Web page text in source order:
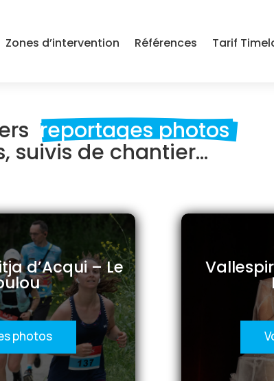
Zones d’intervention Références Tarif
reportages photos
suivis de chantier...
d’Acqui – Le
photos